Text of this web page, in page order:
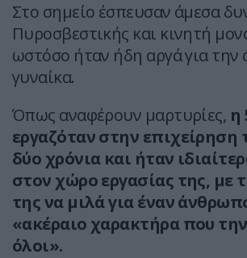
Στο σημείο έσπευσαν άμεσα
Πυροσβεστικής και κινητή
ωστόσο ήταν ήδη αργά για την
γυναίκα.
Όπως αναφέρουν μαρτυρίες, η
εργαζόταν στην επιχείρηση
δύο χρόνια και ήταν
στον χώρο εργασίας της, με
της να μιλά για έναν
«ακέραιο χαρακτήρα που
όλοι».